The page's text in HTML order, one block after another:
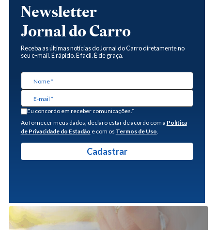
Newsletter
Jornal do Carro
Receba as últimas notícias do Jornal do Carro diretamente no
seu e-mail. É rápido. É facil. É de graça.
Eu concordo em receber comunicações.*
Ao fornecer meus dados, declaro estar de acordo com a Política
de Privacidade do Estadão e com os Termos de Uso.